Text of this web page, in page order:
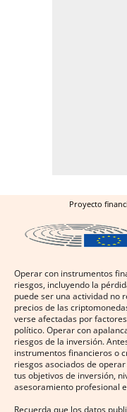
Proyecto
Operar con instrumentos
riesgos, incluyendo la
puede ser una actividad no
precios de las
verse afectadas por
político. Operar con
riesgos de la inversión.
instrumentos financieros o
riesgos asociados de
tus objetivos de inversión,
asesoramiento profesional